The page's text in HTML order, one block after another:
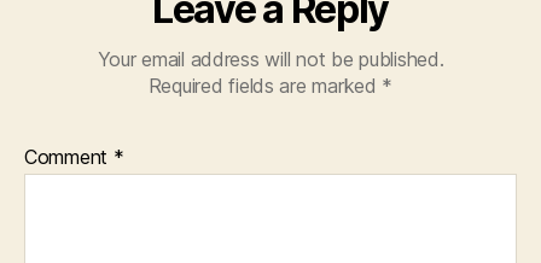
Your email address will not be published.
Required fields are marked *
Comment *